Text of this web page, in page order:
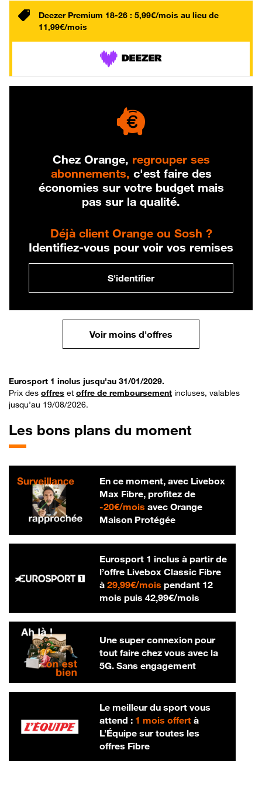
Deezer Premium 18-26 : 5,99€/mois au lieu de
11,99€/mois
Chez Orange, regrouper ses
abonnements, c'est faire des
économies sur votre budget mais
pas sur la qualité.
Déjà client Orange ou Sosh ?
Identifiez-vous pour voir vos remises
S'identifier
Voir moins d'offres
Eurosport 1 inclus jusqu'au 31/01/2029.
Prix des offres et offre de remboursement incluses, valables
jusqu’au 19/08/2026.
Les bons plans du moment
En ce moment, avec Livebox
Max Fibre, profitez de
-20€/mois20 € par mois
avec Orange
Maison Protégée
Eurosport 1 inclus à partir de
l’offre Livebox Classic Fibre
à 29,99€/mois29,99 € par mois
pendant 12
mois puis 42,99€/mois42,99 € par
Une super connexion pour
tout faire chez vous avec la
5G. Sans engagement
Le meilleur du sport vous
attend : 1 mois offertà
L’Équipe sur toutes les
offres Fibre